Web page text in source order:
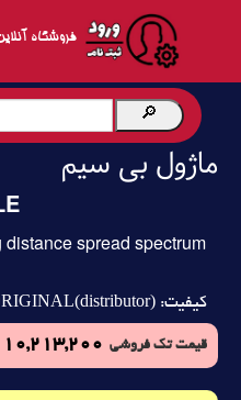
فروشگاه
ماژول بی سیم
spread spectrum
کیفیت:
قیمت تک فروشی 10,213,200